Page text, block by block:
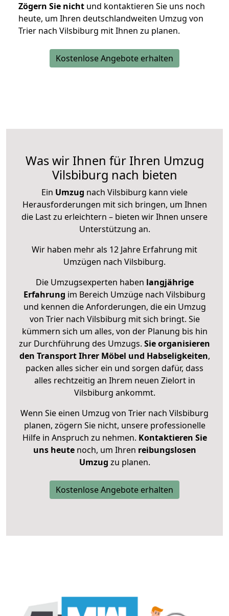
Zögern Sie nicht und kontaktieren Sie uns noch
heute, um Ihren deutschlandweiten Umzug von
Trier nach Vilsbiburg mit Ihnen zu planen.
Kostenlose Angebote erhalten
Was wir Ihnen für Ihren Umzug
Vilsbiburg nach bieten
Ein Umzug nach Vilsbiburg kann viele
Herausforderungen mit sich bringen, um Ihnen
die Last zu erleichtern – bieten wir Ihnen unsere
Unterstützung an.
Wir haben mehr als 12 Jahre Erfahrung mit
Umzügen nach Vilsbiburg.
Die Umzugsexperten haben langjährige
Erfahrung im Bereich Umzüge nach Vilsbiburg
und kennen die Anforderungen, die ein Umzug
von Trier nach Vilsbiburg mit sich bringt. Sie
kümmern sich um alles, von der Planung bis hin
zur Durchführung des Umzugs. Sie organisieren
den Transport Ihrer Möbel und Habseligkeiten,
packen alles sicher ein und sorgen dafür, dass
alles rechtzeitig an Ihrem neuen Zielort in
Vilsbiburg ankommt.
Wenn Sie einen Umzug von Trier nach Vilsbiburg
planen, zögern Sie nicht, unsere professionelle
Hilfe in Anspruch zu nehmen. Kontaktieren Sie
uns heutenoch, um Ihren reibungslosen
Umzug zu planen.
Kostenlose Angebote erhalten